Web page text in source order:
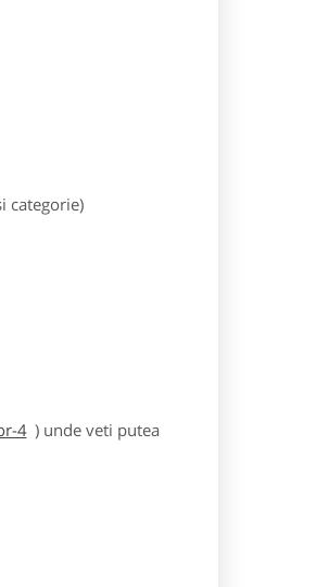
categorie)
4 ) unde veti putea